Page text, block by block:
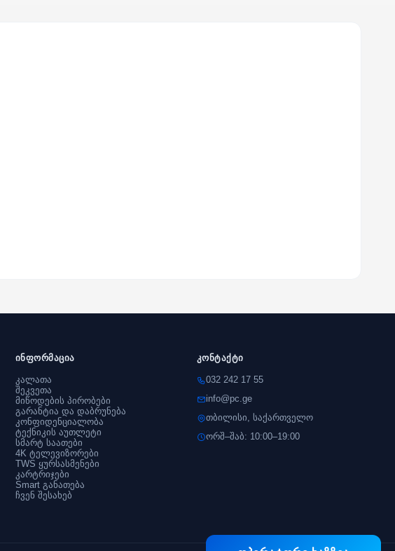
ინფორმაცია
კალათა
შეკვეთა
მიწოდების პირობები
გარანტია და დაბრუნება
კონფიდენციალობა
ტექნიკის აუთლეტი
სმარტ საათები
4K ტელევიზორები
TWS ყურსასმენები
კარტრიჯები
Smart განათება
ჩვენ შესახებ
კონტაქტი
032 242 17 55
info@pc.ge
თბილისი, საქართველო
ორშ–შაბ: 10:00–19:00